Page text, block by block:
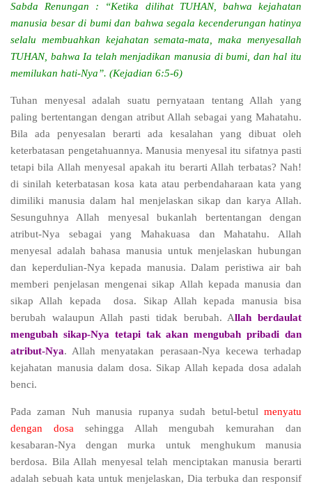
Sabda Renungan :
“Ketika dilihat TUHAN, bahwa kejahatan
manusia besar di bumi dan bahwa segala kecenderungan hatinya
selalu membuahkan kejahatan semata-mata, maka menyesallah
TUHAN, bahwa Ia telah menjadikan manusia di bumi, dan hal itu
memilukan hati-Nya”. (Kejadian 6:5-6)
Tuhan menyesal adalah suatu pernyataan tentang Allah yang
paling bertentangan dengan atribut Allah sebagai yang Mahatahu.
Bila ada penyesalan berarti ada kesalahan yang dibuat oleh
keterbatasan pengetahuannya. Manusia menyesal itu sifatnya pasti
tetapi bila Allah menyesal apakah itu berarti Allah terbatas? Nah!
di sinilah keterbatasan kosa kata atau perbendaharaan kata yang
dimiliki manusia dalam hal menjelaskan sikap dan karya Allah.
Sesunguhnya Allah menyesal bukanlah bertentangan dengan
atribut-Nya sebagai yang Mahakuasa dan Mahatahu. Allah
menyesal adalah bahasa manusia untuk menjelaskan hubungan
dan keperdulian-Nya kepada manusia. Dalam peristiwa air bah
memberi penjelasan mengenai sikap Allah kepada manusia dan
sikap Allah kepada
dosa. Sikap Allah kepada manusia bisa
berubah walaupun Allah pasti tidak berubah. Allah berdaulat
mengubah sikap-Nya tetapi tak akan mengubah pribadi dan
atribut-Nya. Allah menyatakan perasaan-Nya kecewa terhadap
kejahatan manusia dalam dosa. Sikap Allah kepada dosa adalah
benci.
Pada zaman Nuh manusia rupanya sudah betul-betul menyatu
dengan dosa sehingga Allah mengubah kemurahan dan
kesabaran-Nya dengan murka untuk menghukum manusia
berdosa. Bila Allah menyesal telah menciptakan manusia berarti
adalah sebuah kata untuk menjelaskan, Dia terbuka dan responsif